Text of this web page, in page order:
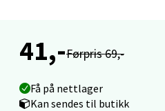
41,-Førpris 69,-
Få på nettlager
Kan sendes til butikk